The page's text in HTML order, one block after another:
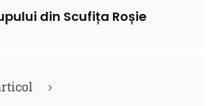
din Scufița Roșie